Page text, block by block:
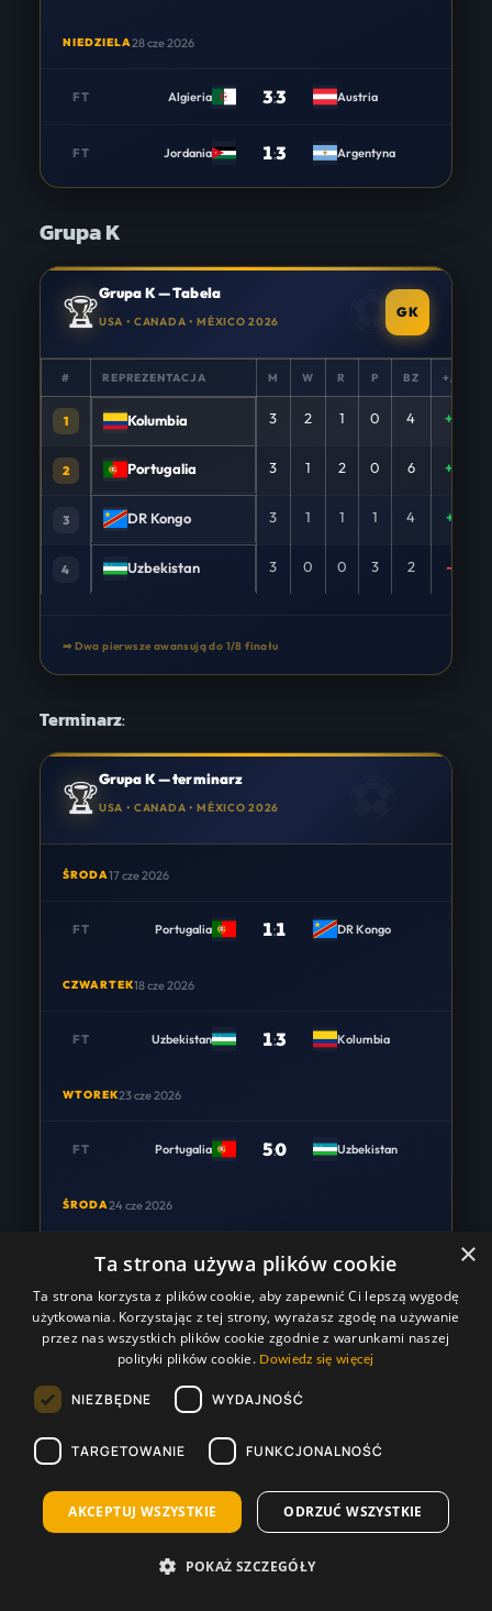
NIEDZIELA28 cze 2026
FT Algieria 3:3 Austria
FT Jordania 1:3 Argentyna
Grupa K
🏆Grupa K — Tabela
USA • CANADA • MÉXICO 2026
GK
# REPREZENTACJA M W R P BZ +/−
1 Kolumbia 3 2 1 0 4 +3
2 Portugalia 3 1 2 0 6 +5
3 DR Kongo 3 1 1 1 4 +1
4 Uzbekistan 3 0 0 3 2 -9
➡ Dwa pierwsze awansują do 1/8 finału
Terminarz:
🏆Grupa K — terminarz
USA • CANADA • MÉXICO 2026
ŚRODA17 cze 2026
FT Portugalia 1:1 DR Kongo
CZWARTEK18 cze 2026
FT Uzbekistan 1:3 Kolumbia
WTOREK23 cze 2026
FT Portugalia 5:0 Uzbekistan
ŚRODA24 cze 2026
Kolumbia 1:0 DR Kongo
NIEDZIELA28 cze 2026
Kolumbia 0:0 Portugalia
Grupa L
Grupa L — Tabela
×
Ta strona używa plików cookie
Ta strona korzysta z plików cookie, aby zapewnić Ci lepszą wygodę
użytkowania. Korzystając z tej strony, wyrażasz zgodę na używanie
przez nas wszystkich plików cookie zgodnie z warunkami naszej
polityki plików cookie. Dowiedz się więcej
NIEZBĘDNE WYDAJNOŚĆ
TARGETOWANIE FUNKCJONALNOŚĆ
AKCEPTUJ WSZYSTKIE ODRZUĆ WSZYSTKIE
POKAŻ SZCZEGÓŁY